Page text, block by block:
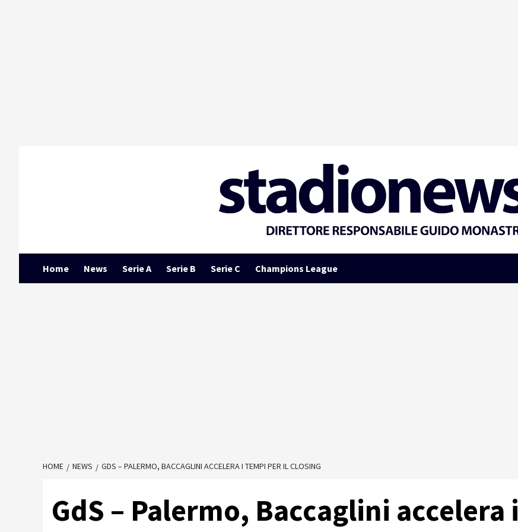
Home News Serie A Serie B Serie C Champions League
HOME NEWS GDS – PALERMO, BACCAGLINI ACCELERA I TEMPI PER IL CLOSING
GdS – Palermo, Baccaglini accelera i